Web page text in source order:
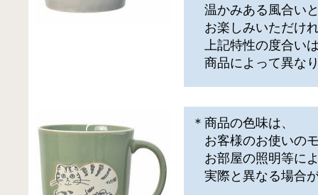
温かみある風合い
お楽しみいただけ
上記特性の度合い
商品によって異な
＊商品の色味は、
お客様のお使いの
お部屋の照明等に
実際と異なる場合